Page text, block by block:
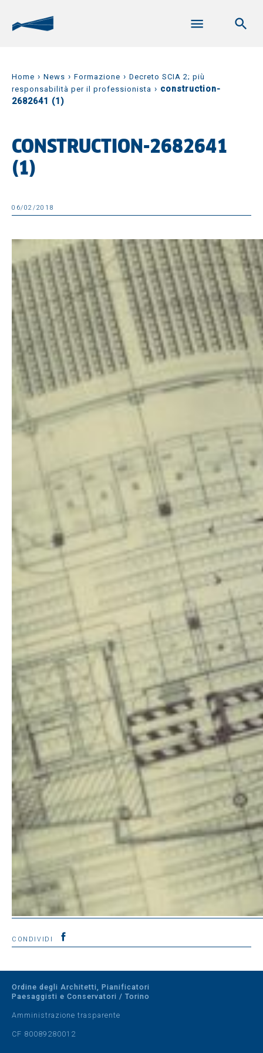
Home › News › Formazione › Decreto SCIA 2; più
responsabilità per il professionista › construction-
2682641 (1)
CONSTRUCTION-2682641
(1)
06/02/2018
CONDIVIDI
Ordine degli Architetti, Pianificatori
Paesaggisti e Conservatori / Torino
Amministrazione trasparente
CF 80089280012